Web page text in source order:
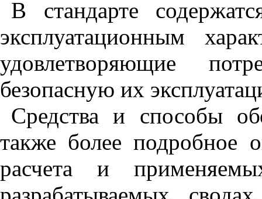
В стандарте
эксплуатационным
удовлетворяющие
безопасную их
Средства и способы
также более подробное
расчета и